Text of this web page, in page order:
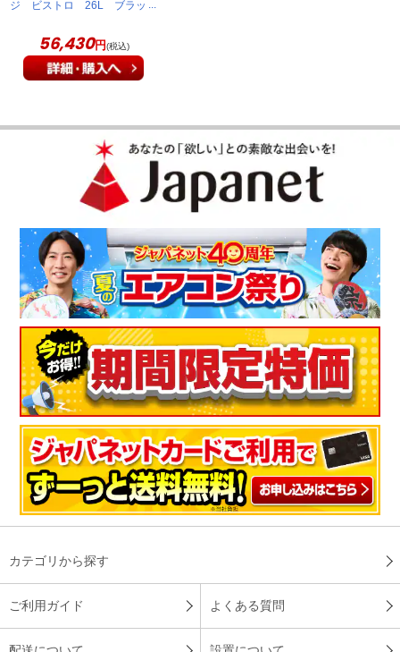
ジ ビストロ 26L ブラッ
56,430円(税込)
カテゴリから探す
ご利用ガイド よくある質問